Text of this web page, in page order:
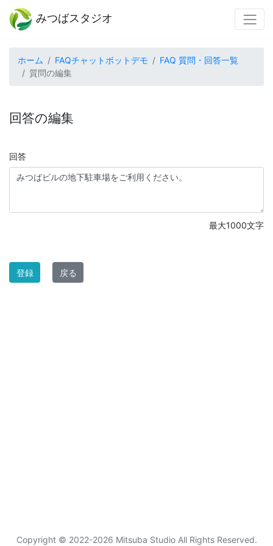
みつばスタジオ
ホーム FAQチャットボットデモ
FAQ 質問・回答一覧
質問の編集
回答の編集
回答
最大1000文字
登録 戻る
Copyright © 2022-2026 Mitsuba Studio All Rights Reserved.